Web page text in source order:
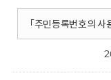
「주민등록번호의